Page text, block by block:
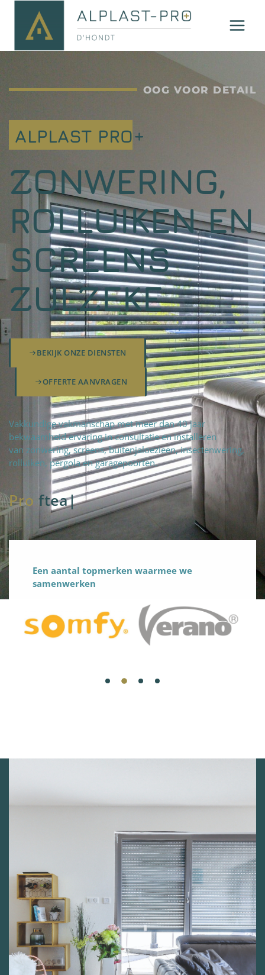
OOG VOOR DETAIL
ALPLAST PRO+
ZONWERING,
ROLLUIKEN EN
SCREENS
ZULZEKE
BEKIJK ONZE DIENSTEN
OFFERTE AANVRAGEN
Vakkundige vakmanschap met meer dan 40 jaar
bekwaamheid ervaring in consultatie en installeren
van zonwering, screens, buitenjaloezieën, insectenwering,
rolluiken, pergola en garagepoorten.
Pro fteam|
Een aantal topmerken waarmee we
samenwerken